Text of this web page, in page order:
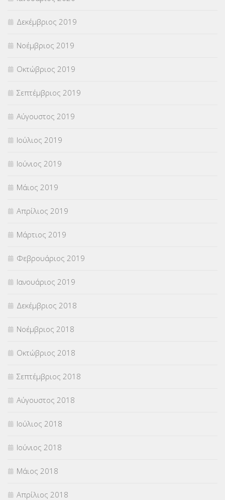
Δεκέμβριος 2019
Νοέμβριος 2019
Οκτώβριος 2019
Σεπτέμβριος 2019
Αύγουστος 2019
Ιούλιος 2019
Ιούνιος 2019
Μάιος 2019
Απρίλιος 2019
Μάρτιος 2019
Φεβρουάριος 2019
Ιανουάριος 2019
Δεκέμβριος 2018
Νοέμβριος 2018
Οκτώβριος 2018
Σεπτέμβριος 2018
Αύγουστος 2018
Ιούλιος 2018
Ιούνιος 2018
Μάιος 2018
Απρίλιος 2018